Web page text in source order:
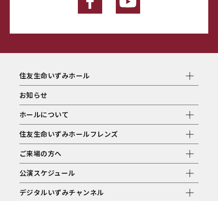
住友生命いずみホール
お知らせ
ホールについて
住友生命いずみホールフレンズ
ご来場の方へ
公演スケジュール
デジタルいずみチャンネル